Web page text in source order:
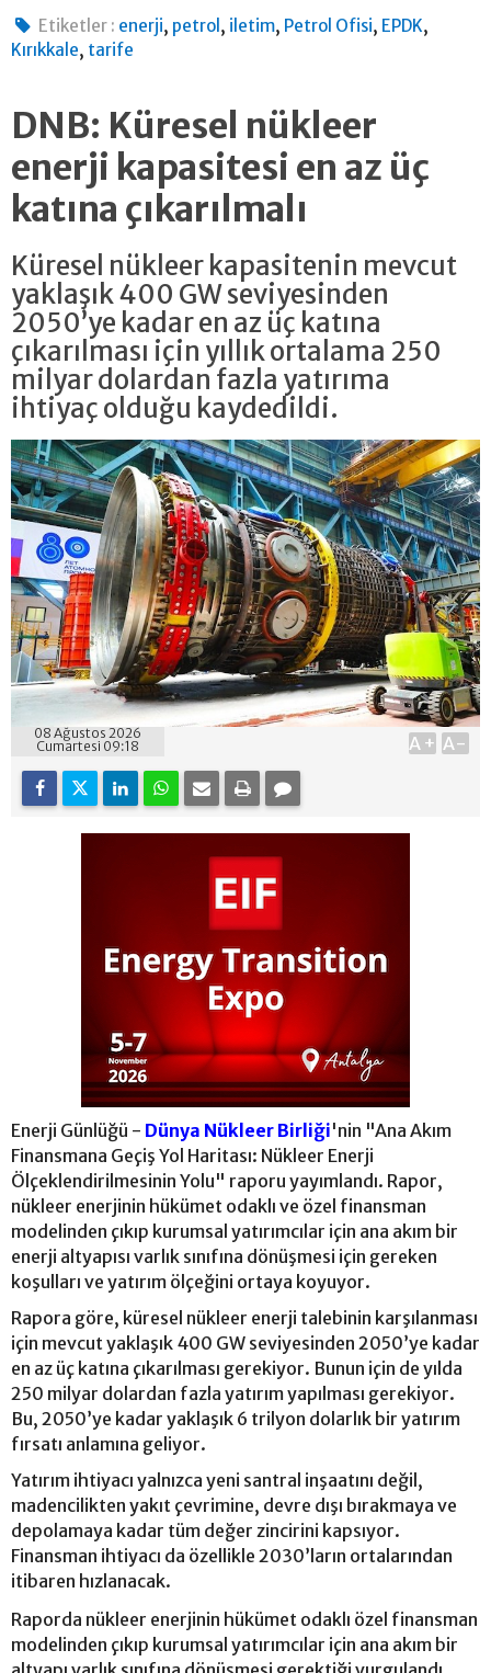
Etiketler : enerji, petrol , iletim, Petrol Ofisi, EPDK,
Kırıkkale, tarife
DNB: Küresel nükleer
enerji kapasitesi en az üç
katına çıkarılmalı
Küresel nükleer kapasitenin mevcut
yaklaşık 400 GW seviyesinden
2050’ye kadar en az üç katına
çıkarılması için yıllık ortalama 250
milyar dolardan fazla yatırıma
ihtiyaç olduğu kaydedildi.
08 Ağustos 2026
Cumartesi 09:18
A+ A-
Enerji Günlüğü - Dünya Nükleer Birliği'nin "Ana Akım
Finansmana Geçiş Yol Haritası: Nükleer Enerji
Ölçeklendirilmesinin Yolu" raporu yayımlandı. Rapor,
nükleer enerjinin hükümet odaklı ve özel finansman
modelinden çıkıp kurumsal yatırımcılar için ana akım bir
enerji altyapısı varlık sınıfına dönüşmesi için gereken
koşulları ve yatırım ölçeğini ortaya koyuyor.
Rapora göre, küresel nükleer enerji talebinin karşılanması
için mevcut yaklaşık 400 GW seviyesinden 2050’ye kadar
en az üç katına çıkarılması gerekiyor. Bunun için de yılda
250 milyar dolardan fazla yatırım yapılması gerekiyor.
Bu, 2050’ye kadar yaklaşık 6 trilyon dolarlık bir yatırım
fırsatı anlamına geliyor.
Yatırım ihtiyacı yalnızca yeni santral inşaatını değil,
madencilikten yakıt çevrimine, devre dışı bırakmaya ve
depolamaya kadar tüm değer zincirini kapsıyor.
Finansman ihtiyacı da özellikle 2030’ların ortalarından
itibaren hızlanacak.
Raporda nükleer enerjinin hükümet odaklı özel finansman
modelinden çıkıp kurumsal yatırımcılar için ana akım bir